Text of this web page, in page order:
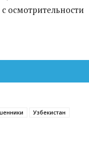
осмотрительности
Узбекистан